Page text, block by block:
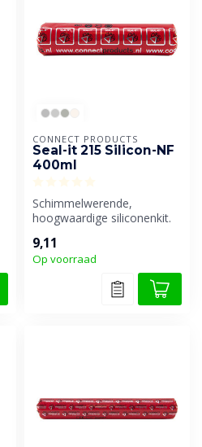
CONNECT PRODUCTS
Seal-it 215 Silicon-NF
400ml
Schimmelwerende,
hoogwaardige siliconenkit.
sanitair-, gev...
9,11
Op voorraad